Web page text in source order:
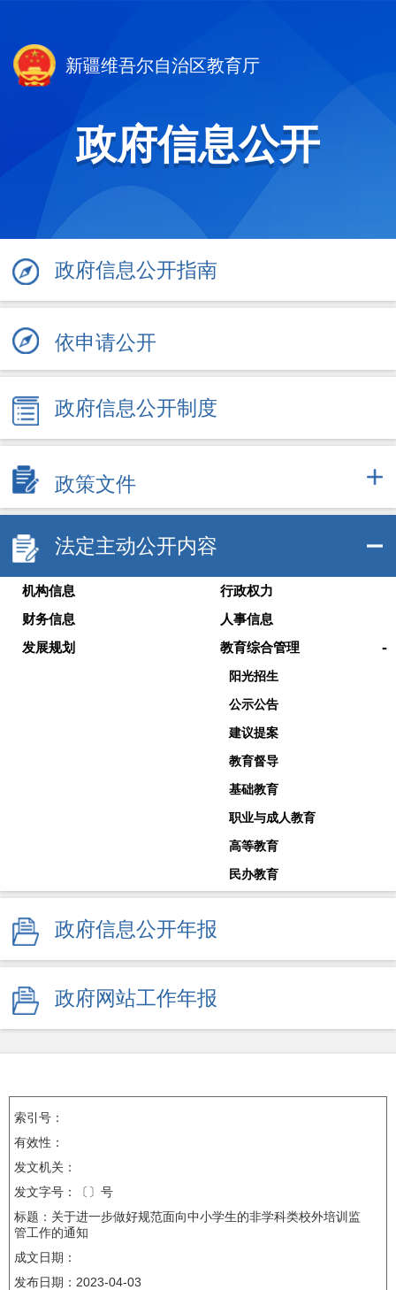
新疆维吾尔自治区教育厅
政府信息公开
政府信息公开指南
依申请公开
政府信息公开制度
政策文件
法定主动公开内容
机构信息
行政权力
财务信息
人事信息
发展规划
教育综合管理 -
阳光招生
公示公告
建议提案
教育督导
基础教育
职业与成人教育
高等教育
民办教育
教师工作
学校安全生产
政府信息公开年报
政府网站工作年报
索引号：
有效性：
发文机关：
发文字号：〔〕号
标题：关于进一步做好规范面向中小学生的非学科类校外培训监
管工作的通知
成文日期：
发布日期： 2023-04-03